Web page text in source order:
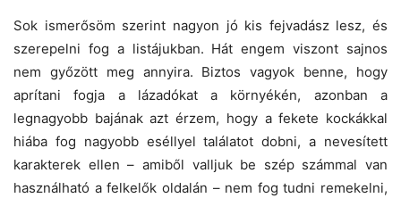
Sok ismerősöm szerint nagyon jó kis fejvadász lesz, és
szerepelni fog a listájukban. Hát engem viszont sajnos
nem győzött meg annyira. Biztos vagyok benne, hogy
aprítani fogja a lázadókat a környékén, azonban a
legnagyobb bajának azt érzem, hogy a fekete kockákkal
hiába fog nagyobb eséllyel találatot dobni, a nevesített
karakterek ellen – amiből valljuk be szép számmal van
használható a felkelők oldalán – nem fog tudni remekelni,